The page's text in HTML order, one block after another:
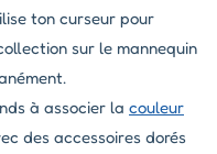
ton curseur pour
sur le mannequin
à associer la couleur
des accessoires dorés